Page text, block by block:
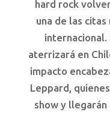
hard rock
una de las
internacional.
aterrizará en
impacto
Leppard,
show y